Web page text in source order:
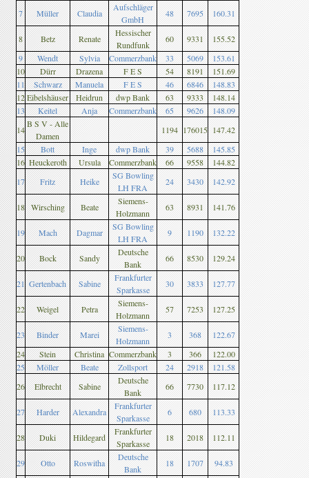
7
Müller Claudia
Aufschläger
GmbH
48 7695 160.31
8 Betz Renate
Hessischer
Rundfunk
60 9331
155.52
9
Wendt Sylvia Commerzbank 33 5069
153.61
10
Dürr Drazena F E S 54 8191
151.69
11
Schwarz Manuela F E S 46 6846
148.83
12 Eibelshäuser Heidrun dwp Bank 63 9333
148.14
13
Keitel Anja Commerzbank 65 9626
148.09
14
B S V - Alle
Damen
1194 176015 147.42
15
Bott Inge dwp Bank 39 5688
145.85
16 Heuckeroth Ursula Commerzbank 66 9558
144.82
17
Fritz Heike
SG Bowling
LH FRA
24 3430 142.92
18 Wirsching Beate
Siemens-
Holzmann
63 8931 141.76
19 Mach Dagmar
SG Bowling
LH FRA
9 1190 132.22
20 Bock Sandy
Deutsche
Bank
66 8530 129.24
21 Gertenbach Sabine
Frankfurter
Sparkasse
30 3833 127.77
22 Weigel Petra
Siemens-
Holzmann
57 7253 127.25
23 Binder Marei
Siemens-
Holzmann
3 368
122.67
24
Stein Christina Commerzbank 3 366
122.00
25
Möller Beate Zollsport 24 2918
121.58
26
Elbrecht Sabine
Deutsche
Bank
66 7730 117.12
27 Harder Alexandra
Frankfurter
Sparkasse
6 680 113.33
28 Duki Hildegard
Frankfurter
Sparkasse
18 2018 112.11
29 Otto Roswitha
Deutsche
Bank
18 1707 94.83